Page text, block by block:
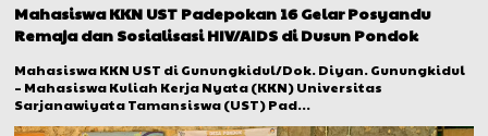
Mahasiswa KKN UST Padepokan 16 Gelar Posyandu
Remaja dan Sosialisasi HIV/AIDS di Dusun Pondok
Mahasiswa KKN UST di Gunungkidul/Dok. Diyan. Gunungkidul
– Mahasiswa Kuliah Kerja Nyata (KKN) Universitas
Sarjanawiyata Tamansiswa (UST) Pad...